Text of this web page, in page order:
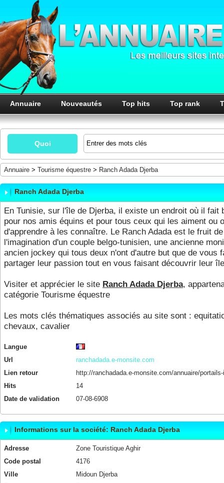
Annuaire Nouveautés Top hits Top rank
Quoi
Annuaire > Tourisme équestre > Ranch Adada Djerba
Ranch Adada Djerba
En Tunisie, sur l'île de Djerba, il existe un endroit où il fait
pour nos amis équins et pour tous ceux qui les aiment ou
d'apprendre à les connaître. Le Ranch Adada est le fruit de
l'imagination d'un couple belgo-tunisien, une ancienne
ancien jockey qui tous deux n'ont d'autre but que de vous
partager leur passion tout en vous faisant découvrir leur
Visiter et apprécier le site Ranch Adada Djerba,
catégorie Tourisme équestre
Les mots clés thématiques associés au site sont :
chevaux, cavalier
Langue
Url
ranchadada.e-monsite.com
Lien retour
http://ranchadada.e-monsite.com/annuaire/
Hits
14
Date de validation
07-08-6908
Informations sur la société: Ranch Adada Djerba
Adresse
Zone Touristique Aghir
Code postal
4176
Ville
Midoun Djerba